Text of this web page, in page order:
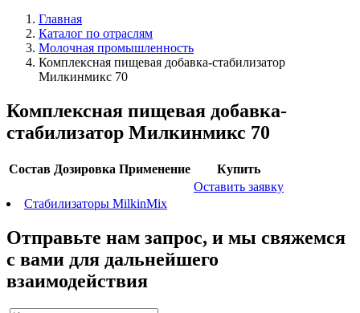
Главная
Каталог по отраслям
Молочная промышленность
Комплексная пищевая добавка-стабилизатор
Милкинмикс 70
Комплексная пищевая добавка-
стабилизатор Милкинмикс 70
Состав Дозировка Применение
Купить
Оставить заявку
Стабилизаторы MilkinMix
Отправьте нам запрос, и мы свяжемся
с вами для дальнейшего
взаимодействия